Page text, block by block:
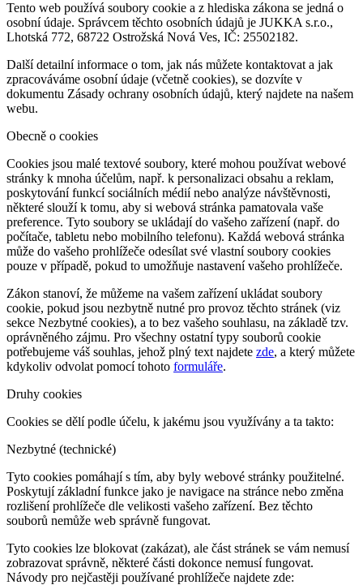
Tento web používá soubory cookie a z hlediska zákona se jedná o
osobní údaje. Správcem těchto osobních údajů je JUKKA s.r.o.,
Lhotská 772, 68722 Ostrožská Nová Ves, IČ: 25502182.
Další detailní informace o tom, jak nás můžete kontaktovat a jak
zpracováváme osobní údaje (včetně cookies), se dozvíte v
dokumentu Zásady ochrany osobních údajů, který najdete na našem
webu.
Obecně o cookies
Cookies jsou malé textové soubory, které mohou používat webové
stránky k mnoha účelům, např. k personalizaci obsahu a reklam,
poskytování funkcí sociálních médií nebo analýze návštěvnosti,
některé slouží k tomu, aby si webová stránka pamatovala vaše
preference. Tyto soubory se ukládají do vašeho zařízení (např. do
počítače, tabletu nebo mobilního telefonu). Každá webová stránka
může do vašeho prohlížeče odesílat své vlastní soubory cookies
pouze v případě, pokud to umožňuje nastavení vašeho prohlížeče.
Zákon stanoví, že můžeme na vašem zařízení ukládat soubory
cookie, pokud jsou nezbytně nutné pro provoz těchto stránek (viz
sekce Nezbytné cookies), a to bez vašeho souhlasu, na základě tzv.
oprávněného zájmu. Pro všechny ostatní typy souborů cookie
potřebujeme váš souhlas, jehož plný text najdete zde, a který můžete
kdykoliv odvolat pomocí tohoto formuláře.
Druhy cookies
Cookies se dělí podle účelu, k jakému jsou využívány a ta takto:
Nezbytné (technické)
Tyto cookies pomáhají s tím, aby byly webové stránky použitelné.
Poskytují základní funkce jako je navigace na stránce nebo změna
rozlišení prohlížeče dle velikosti vašeho zařízení. Bez těchto
souborů nemůže web správně fungovat.
Tyto cookies lze blokovat (zakázat), ale část stránek se vám nemusí
zobrazovat správně, některé části dokonce nemusí fungovat.
Návody pro nejčastěji používané prohlížeče najdete zde: